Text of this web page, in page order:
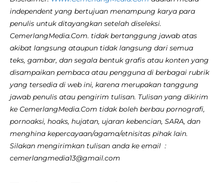
independent yang bertujuan menampung karya para
penulis untuk ditayangkan setelah diseleksi.
CemerlangMedia.Com. tidak bertanggung jawab atas
akibat langsung ataupun tidak langsung dari semua
teks, gambar, dan segala bentuk grafis atau konten yang
disampaikan pembaca atau pengguna di berbagai rubrik
yang tersedia di web ini, karena merupakan tanggung
jawab penulis atau pengirim tulisan. Tulisan yang dikirim
ke CemerlangMedia.Com tidak boleh berbau pornografi,
pornoaksi, hoaks, hujatan, ujaran kebencian, SARA, dan
menghina kepercayaan/agama/etnisitas pihak lain.
Silakan mengirimkan tulisan anda ke email :
cemerlangmedia13@gmail.com